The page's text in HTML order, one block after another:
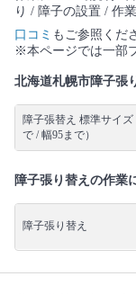
り / 障子の設置 / 作
口コミ もご参照くだ
※本ページでは一部
北海道札幌市障子張
障子張替え 標準サイズ
で / 幅95まで）
障子張り替えの作業
障子張り替え